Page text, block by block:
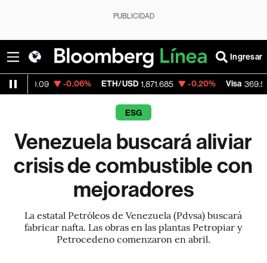
PUBLICIDAD
Ingresar
-0.06% ETH/USD 1,871.685 -0.20% Visa 369.59 +1.07%
ESG
Venezuela buscará aliviar
crisis de combustible con
mejoradores
La estatal Petróleos de Venezuela (Pdvsa) buscará
fabricar nafta. Las obras en las plantas Petropiar y
Petrocedeno comenzaron en abril.